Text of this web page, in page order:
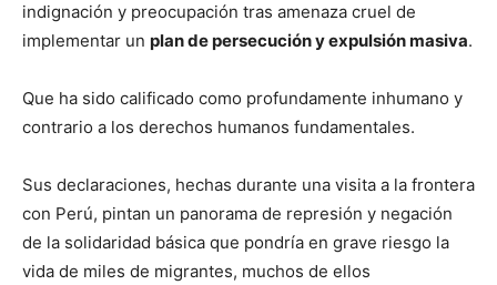
indignación y preocupación tras amenaza cruel de
implementar un plan de persecución y expulsión masiva.
Que ha sido calificado como profundamente inhumano y
contrario a los derechos humanos fundamentales.
Sus declaraciones, hechas durante una visita a la frontera
con Perú, pintan un panorama de represión y negación
de la solidaridad básica que pondría en grave riesgo la
vida de miles de migrantes, muchos de ellos